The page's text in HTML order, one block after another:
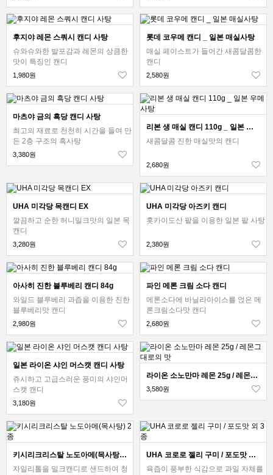
후지야 레몬 스쿼시 캔디 사탕
슈와슈와한 발포감과 레몬의 상큼한
맛이 특징인 캔디
1,980원
롯데 코우메 캔디 _ 일본 매실사탕
매실 페이스트가 들어간 새콤달콤한
캔디
2,580원
마츠야 금의 흑당 캔디 사탕
최고의 재료로 천천히 시간을 들여 만
든 2층 구조의 흑사탕
3,380원
리본 생 매실 캔디 110g _ 일본 우메 사탕
새콤달콤 진한 매실맛의 캔디
2,680원
UHA 미각당 목캔디 EX
깔끔하고 순한 허니밀크맛의 일본 목
캔디
3,280원
UHA 미각당 아즈키 캔디
홋카이도산 팥을 이용한 일본 팥 사탕
2,380원
아사히 진한 블루베리 캔디 84g
와일드 블루베리 과즙을 이용한 진한
블루베리맛 캔디
2,980원
파인 메론 크림 소다 캔디
메론소다에 바닐라아이스를 얹은 메
론크림소다맛 캔디
2,680원
일본 라이온 샤인 머스캣 캔디 사탕
쥬시하고 고급스러운 풍미의 샤인머
스캣 캔디
3,180원
라이온 소노만마 레몬 25g / 레몬그대로의 맛
3,580원
키시리크리스탈 노도아메(목사탕) 2종
자일리톨을 밀크캔디로 샌드하여 청
UHA 코로로 젤리 구미 / 포도맛 외 3종
육즙이 풍부한 식감으로 과일 자체를